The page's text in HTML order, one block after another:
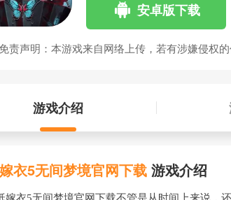
安卓版下载
责声明：本游戏来自网络上传，若有涉嫌侵权
游戏介绍
衣5无间梦境官网下载 游戏介绍